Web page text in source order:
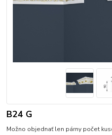
B24 G
Možno objednať len párny počet